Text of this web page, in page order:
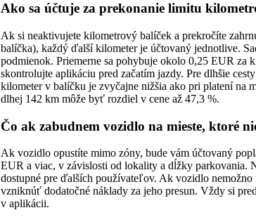
Ako sa účtuje za prekonanie limitu
Ak si neaktivujete kilometrový balíček a prekročíte
balíčka), každý ďalší kilometer je účtovaný jednotlive.
podmienok. Priemerne sa pohybuje okolo 0,25 EUR za
skontrolujte aplikáciu pred začatím jazdy. Pre dlhšie
kilometer v balíčku je zvyčajne nižšia ako pri platení
dlhej 142 km môže byť rozdiel v cene až 47,3 %.
Čo ak zabudnem vozidlo na mieste, ktoré
Ak vozidlo opustíte mimo zóny, bude vám účtovaný
EUR a viac, v závislosti od lokality a dĺžky parkovania.
dostupné pre ďalších používateľov. Ak vozidlo
vzniknúť dodatočné náklady za jeho presun. Vždy si
v aplikácii.